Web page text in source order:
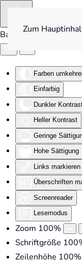
Barrierefreiheit
Farben
Einfarbig
Dunkler
Heller Kontrast
Geringe
Hohe Sättigung
Links markieren
Überschriften
Screenreader
Lesemodus
Zoom 100%
Schriftgröße 100
Zeilenhöhe 100%
Zum